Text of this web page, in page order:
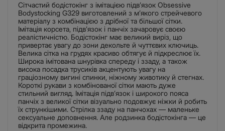
Сітчастий бодістокінг з імітацією підв’язок Obsessive
Bodystocking G329 виготовлений з м’якого стрейчевого
матеріалу з комбінацією з дрібної та більшої сітки.
Імітація корсета, підв’язок і панчіх зачаровує своєю
реалістичністю. Бодістокінг має великий виріз, що
привертає увагу до зони декольте й чуттєвих ключиць.
Велика сітка на грудях красиво обтягує й підкреслює їх.
Широка імітована шнурівка спереду і ззаду, а також
висока посадка трусиків акцентують увагу на
граціозному вигині спинки, ніжному животику й стегнах.
Короткі рукави з комбінованої сітки мають дуже
стильний вигляд. Імітація підв’язок і широкого пояса
панчіх з великої сітки візуально подовжує ніжки й робить
їх стрункішими. Стрілка ззаду на панчохах — маленьке
сексуальне доповнення. Але родзинка бодістокінга — це
відкрита промежина.